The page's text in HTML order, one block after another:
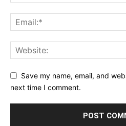
Save my name, email, and
next time I comment.